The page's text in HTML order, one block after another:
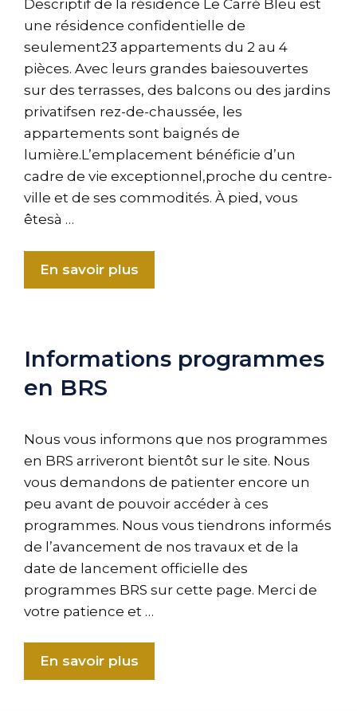
Descriptif de la résidence Le Carré Bleu est
une résidence confidentielle de
seulement23 appartements du 2 au 4
pièces. Avec leurs grandes baiesouvertes
sur des terrasses, des balcons ou des jardins
privatifsen rez-de-chaussée, les
appartements sont baignés de
lumière.L’emplacement bénéficie d’un
cadre de vie exceptionnel,proche du centre-
ville et de ses commodités. À pied, vous
êtesà …
En savoir plus
Informations programmes
en BRS
Nous vous informons que nos programmes
en BRS arriveront bientôt sur le site. Nous
vous demandons de patienter encore un
peu avant de pouvoir accéder à ces
programmes. Nous vous tiendrons informés
de l’avancement de nos travaux et de la
date de lancement officielle des
programmes BRS sur cette page. Merci de
votre patience et …
En savoir plus